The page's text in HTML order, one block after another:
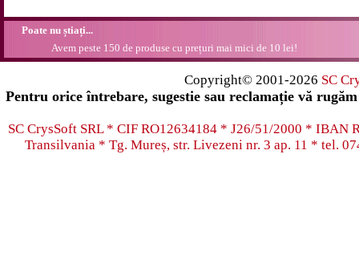
Poate nu știați...
Avem peste 150 de produse cu prețuri mai mici de 10 lei!
Copyright© 2001-2026 SC
Pentru orice întrebare, sugestie sau reclamație vă
SC CrysSoft SRL * CIF RO12634184 * J26/51/2000 * IBAN
Transilvania * Tg. Mureș, str. Livezeni nr. 3 ap. 11 * tel.